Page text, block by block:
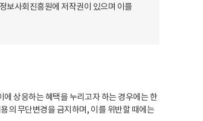
보사회진흥원에 저작권이 있으며 이를
상응하는 혜택을 누리고자 하는 경우에는 한
의 무단변경을 금지하며, 이를 위반할 때에는